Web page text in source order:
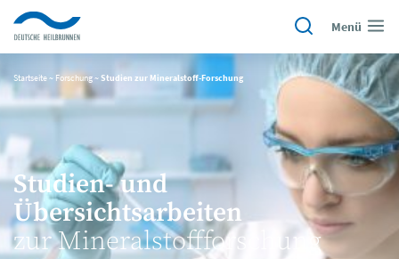
Menü
Startseite~ Forschung~ Studien zur Mineralstoff-Forschung
Studien- und
Übersichtsarbeiten
zur Mineralstoffforschung